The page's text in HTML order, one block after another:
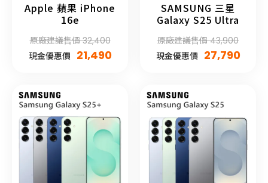
Apple 蘋果 iPhone
16e
原廠建議售價 32,400
現金優惠價 21,490
SAMSUNG 三星
Galaxy S25 Ultra
原廠建議售價 43,900
現金優惠價 27,790